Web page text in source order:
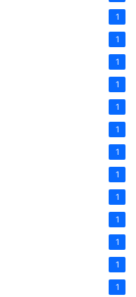
1
1
1
1
1
1
1
1
1
1
1
1
1